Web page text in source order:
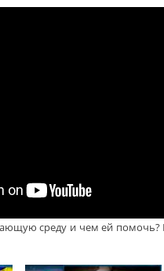
среду и чем ей помочь?